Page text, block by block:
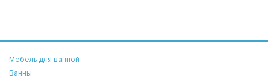
Мебель для ванной
Ванны